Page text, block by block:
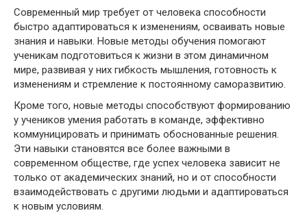
Современный мир требует от человека способности
быстро адаптироваться к изменениям, осваивать новые
знания и навыки. Новые методы обучения помогают
ученикам подготовиться к жизни в этом динамичном
мире, развивая у них гибкость мышления, готовность к
изменениям и стремление к постоянному саморазвитию.
Кроме того, новые методы способствуют формированию
у учеников умения работать в команде, эффективно
коммуницировать и принимать обоснованные решения.
Эти навыки становятся все более важными в
современном обществе, где успех человека зависит не
только от академических знаний, но и от способности
взаимодействовать с другими людьми и адаптироваться
к новым условиям.